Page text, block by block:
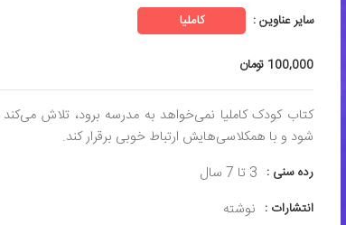
سایر عناوین : کاملیا
100,000 تومان
کتاب کودک کاملیا نمی‌خواهد به مدرسه برود، تلاش
‌شود و با همکلاسی‌هایش ارتباط خوبی برقرار کند.
رده سنی : 3 تا 7 سال
انتشارات : نوشته